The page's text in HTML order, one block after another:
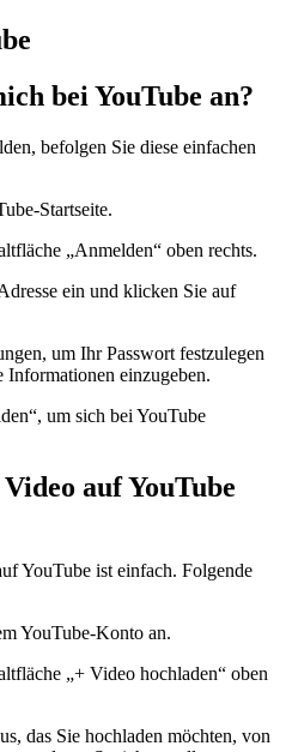
bei YouTube an?
befolgen Sie diese einfachen
Startseite.
„Anmelden“ oben rechts.
ein und klicken Sie auf
um Ihr Passwort festzulegen
Informationen einzugeben.
um sich bei YouTube
auf YouTube
YouTube ist einfach. Folgende
YouTube-Konto an.
„+ Video hochladen“ oben
das Sie hochladen möchten, von